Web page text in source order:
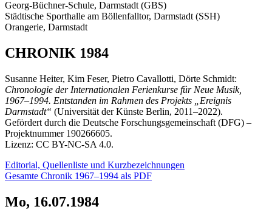
Georg-Büchner-Schule, Darmstadt (GBS)
Städtische Sporthalle am Böllenfalltor, Darmstadt (SSH)
Orangerie, Darmstadt
CHRONIK 1984
Susanne Heiter, Kim Feser, Pietro Cavallotti, Dörte Schmidt:
Chronologie der Internationalen Ferienkurse für Neue Musik,
1967–1994. Entstanden im Rahmen des Projekts „Ereignis
Darmstadt“ (Universität der Künste Berlin, 2011–2022).
Gefördert durch die Deutsche Forschungsgemeinschaft (DFG) –
Projektnummer 190266605.
Lizenz: CC BY-NC-SA 4.0.
Editorial, Quellenliste und Kurzbezeichnungen
Gesamte Chronik 1967–1994 als PDF
Mo, 16.07.1984